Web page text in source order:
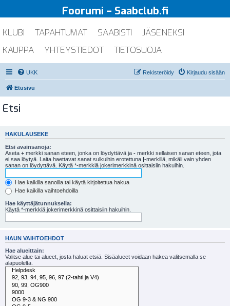
Foorumi – Saabclub.fi
KLUBI TAPAHTUMAT SAABISTI
JÄSENEKSI
KAUPPA
YHTEYSTIEDOT TIETOSUOJA
UKK Kirjaudu sisään
Rekisteröidy
Etusivu
Etsi
HAKULAUSEKE
Etsi avainsanoja:
Aseta + merkki sanan eteen, jonka on löydyttävä ja - merkki sellaisen sanan eteen, jota
ei saa löytyä. Laita haettavat sanat sulkuihin erotettuna |-merkillä, mikäli vain yhden
sanan on löydyttävä. Käytä *-merkkiä jokerimerkkinä osittaisiin hakuihin.
Hae kaikilla sanoilla tai käytä kirjoitettua hakua
Hae kaikilla vaihtoehdoilla
Hae käyttäjätunnuksella:
Käytä *-merkkiä jokerimerkkinä osittaisiin hakuihin.
HAUN VAIHTOEHDOT
Hae alueittain:
Valitse alue tai alueet, josta haluat etsiä. Sisäalueet voidaan hakea valitsemalla se
alapuolelta.